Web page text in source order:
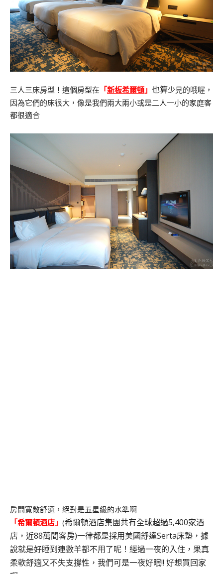
三人三床房型！這個房型在 「新板希爾頓 」 也算少見的哦喔，
因為它們的床很大，像是我們兩大兩小或是二人一小的家庭客
都很適合
房間寬敞舒適，絕對是五星級的水準啊
「希爾頓酒店 」 (希爾頓酒店集團共有全球超過5,400家酒
店，近88萬間客房)一律都是採用美國舒達Serta床墊，據
說就是好睡到連數羊都不用了呢！經過一夜的入住，果真
柔軟舒適又不失支撐性，我們可是一夜好眠!! 好想買回家